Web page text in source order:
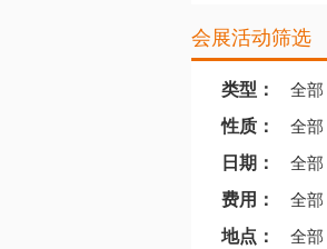
会展活动筛选
类型： 全部
性质：
全部
日期：
全部
费用：
全部
地点：
全部